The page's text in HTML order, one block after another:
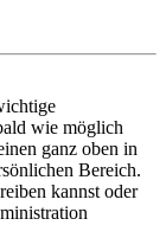
wie möglich
ganz oben in
Bereich.
kannst oder